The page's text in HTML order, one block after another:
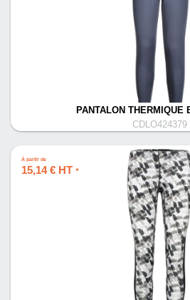
PANTALON THERMIQUE
CDLO424379
À partir de
15,14 € HT *